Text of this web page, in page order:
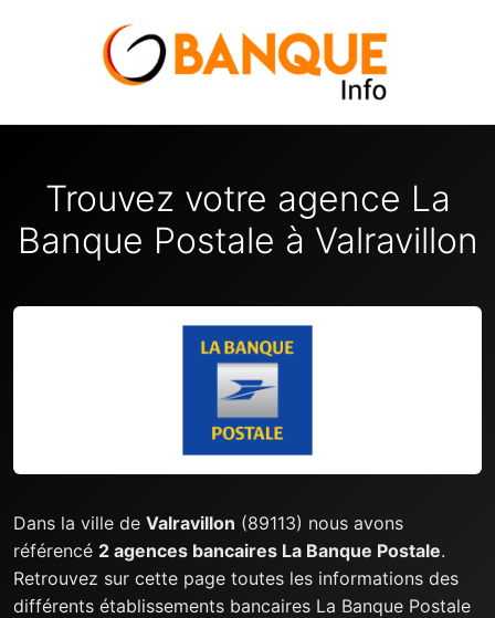
Trouvez votre agence La
Banque Postale à Valravillon
Dans la ville de Valravillon (89113) nous avons
référencé 2 agences bancaires La Banque Postale.
Retrouvez sur cette page toutes les informations des
différents établissements bancaires La Banque Postale